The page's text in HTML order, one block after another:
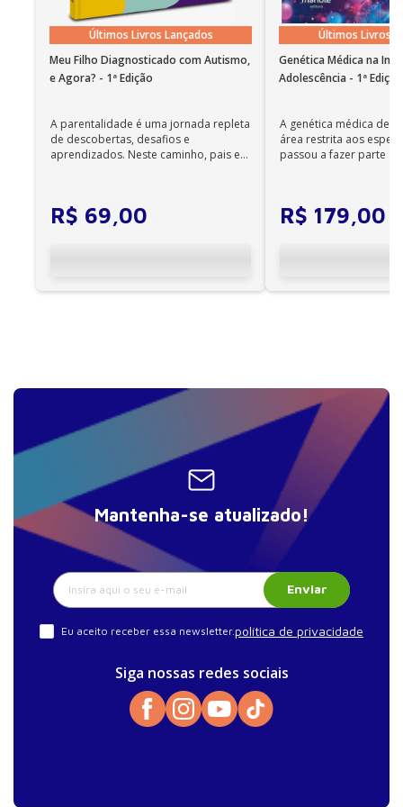
com voz sintetizada; • O recurso de leitura em
português funciona em instalações em nosso idioma
no Windows 7 SP1 ou superior e OS X 10.10 (Yosemite).
Observações importantes
Não é permitida a impressão dos e-books;
dispositivos Kindle, Nook, Kobo e Lev;
Últimos Livros Lançados
Meu Filho Diagnosticado com Autismo,
e Agora? - 1ª Edição
A parentalidade é uma jornada repleta
de descobertas, desafios e
aprendizados. Neste caminho, pais e
R$ 69,00
Últimos Livros
Genética Médica na
Adolescência - 1ª Edição
A genética médica
área restrita aos
passou a fazer parte
R$ 179,00
Mantenha-se atualizado!
Enviar
Eu aceito receber essa newsletter. política de privacidade
Siga nossas redes sociais